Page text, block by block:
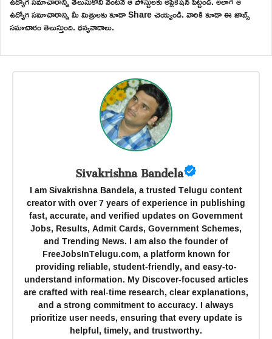
ఉద్యోగ సమాచారాన్ని మీ మిత్రులకు కూడా Share చెయ్యండి. వారికి కూడా ఈ జాబ్స్
సమాచారం తెలుస్తుంది. ధన్యవాదాలు.
Sivakrishna Bandela
I am Sivakrishna Bandela, a trusted Telugu content
creator with over 7 years of experience in publishing
fast, accurate, and verified updates on Government
Jobs, Results, Admit Cards, Government Schemes,
and Trending News. I am also the founder of
FreeJobsInTelugu.com, a platform known for
providing reliable, student-friendly, and easy-to-
understand information. My Discover-focused articles
are crafted with real-time research, clear explanations,
and a strong commitment to accuracy. I always
prioritize user needs, ensuring that every update is
helpful, timely, and trustworthy.